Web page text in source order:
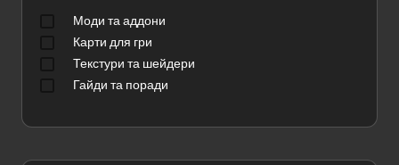
Моди та аддони
Карти для гри
Текстури та шейдери
Гайди та поради